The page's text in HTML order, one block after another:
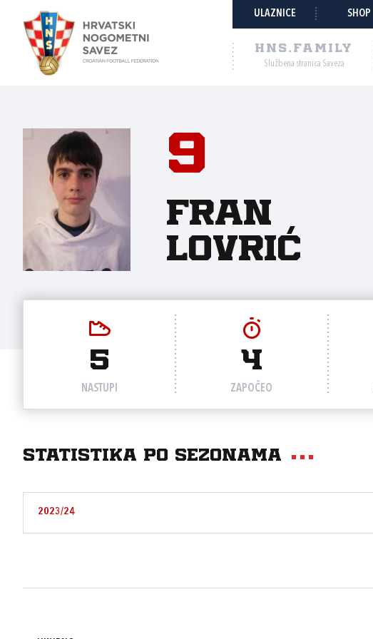
ULAZNICE SHOP
HNS.FAMILY
Službena stranica Saveza
9
Fran
Lovrić
5
NASTUPI
4
ZAPOČEO
Statistika po sezonama
2023/24